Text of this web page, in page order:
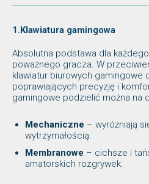
1.Klawiatura gamingowa
Absolutna podstawa dla
poważnego gracza. W
klawiatur biurowych gamingowe
poprawiających precyzję i
gamingowe podzielić można na
Mechaniczne – wyróżniają
wytrzymałością.
Membranowe – cichsze i
amatorskich rozgrywek.